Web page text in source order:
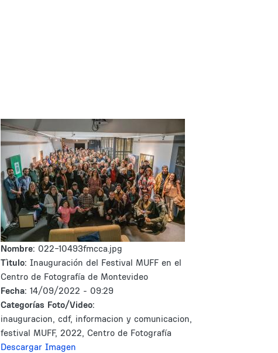
Nombre: 022-10493fmcca.jpg
Tìtulo: Inauguración del Festival MUFF en el
Centro de Fotografía de Montevideo
Fecha: 14/09/2022 - 09:29
Categorías Foto/Video:
inauguracion, cdf, informacion y comunicacion,
festival MUFF, 2022, Centro de Fotografía
Descargar Imagen